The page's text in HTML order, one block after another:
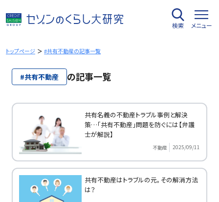
容
を
キ
検索 メニュー
トップページ #共有不動産の記事一覧
#共有不動産 の記事一覧
共有名義の不動産トラブル事例と解決
策…「共有不動産」問題を防ぐには【弁護
士が解説】
不動産 2025/09/11
共有不動産はトラブルの元。その解消方法
は？